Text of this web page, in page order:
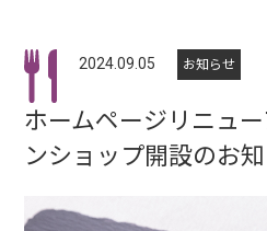
2024.09.05 お知らせ
ホームページリニュ
ンショップ開設のお